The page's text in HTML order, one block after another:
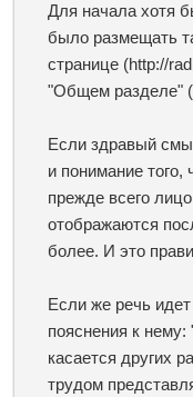
Для начала хотя
было размещать
странице (http://
"Общем разделе"
Если здравый
и понимание того,
прежде всего
отображаются
более. И это
Если же речь
пояснения к
касается других
трудом